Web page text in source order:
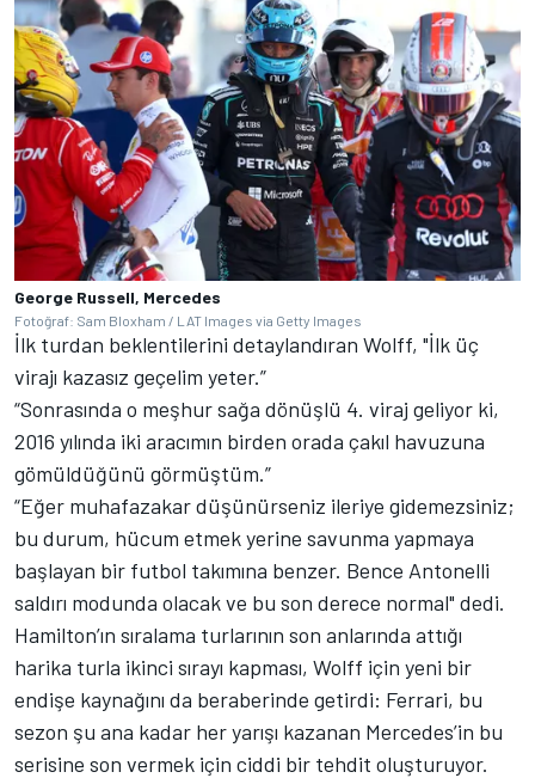
George Russell, Mercedes
Fotoğraf: Sam Bloxham / LAT Images via Getty Images
İlk turdan beklentilerini detaylandıran Wolff, "İlk üç
virajı kazasız geçelim yeter.”
“Sonrasında o meşhur sağa dönüşlü 4. viraj geliyor ki,
2016 yılında iki aracımın birden orada çakıl havuzuna
gömüldüğünü görmüştüm.”
“Eğer muhafazakar düşünürseniz ileriye gidemezsiniz;
bu durum, hücum etmek yerine savunma yapmaya
başlayan bir futbol takımına benzer. Bence Antonelli
saldırı modunda olacak ve bu son derece normal" dedi.
Hamilton’ın sıralama turlarının son anlarında attığı
harika turla ikinci sırayı kapması, Wolff için yeni bir
endişe kaynağını da beraberinde getirdi: Ferrari, bu
sezon şu ana kadar her yarışı kazanan Mercedes’in bu
serisine son vermek için ciddi bir tehdit oluşturuyor.